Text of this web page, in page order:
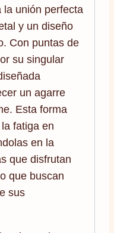
la unión perfecta
y un diseño
Con puntas de
su singular
un agarre
Esta forma
fatiga en
en la
que disfrutan
que buscan
sus